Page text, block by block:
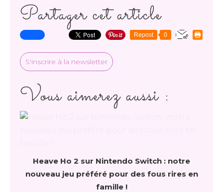
Partager cet article
Repost 0
S'inscrire à la newsletter
Vous aimerez aussi :
Heave Ho 2 sur Nintendo Switch : notre
nouveau jeu préféré pour des fous rires en
famille !